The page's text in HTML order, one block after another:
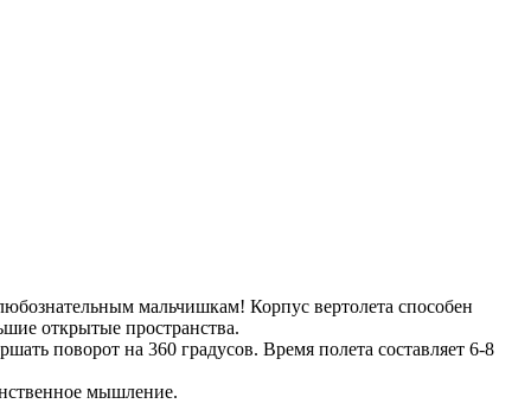
мальчишкам! Корпус вертолета способен
открытые пространства.
поворот на 360 градусов. Время полета составляет 6-8
мышление.